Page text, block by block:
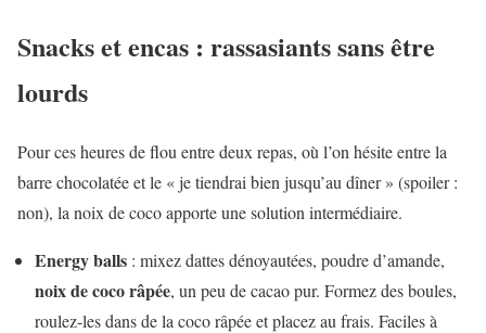
Snacks et encas : rassasiants sans être
lourds
Pour ces heures de flou entre deux repas, où l’on hésite entre la
barre chocolatée et le « je tiendrai bien jusqu’au dîner » (spoiler :
non), la noix de coco apporte une solution intermédiaire.
Energy balls : mixez dattes dénoyautées, poudre d’amande,
noix de coco râpée, un peu de cacao pur. Formez des boules,
roulez-les dans de la coco râpée et placez au frais. Faciles à